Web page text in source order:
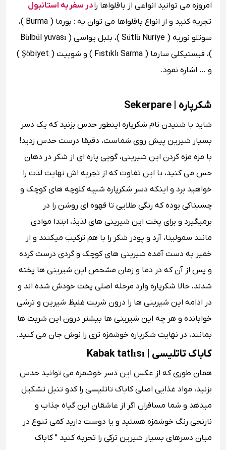
امروزه می توانید انواعی از باقلواها رادر سفر به استانبول
تجربه کنید و از انواع باقلواها می توان به : بورما ( Burma )،
سوتلو نوریه ( Sütlü Nuriye )، بلبل یواسی ( Bülbül yuvası
)، فیستیکلی سارما ( Fıstıklı Sarma ) و شوبیت ( Şöbiyet )
و … اشاره نمود.
شکرپاره | Sekerpare
شاید با شنیدن نام شکرپاره اینطور حدس بزنید که یک دسر
بسیار شیرین پیش روی شماست، دقیقا درست حدس زدید!
با مزه مزه کردن این شیرینی، گویی پاره ای از شکر در دهان
حس می کنید، با این تفاوت که از تجربه اش نهایت لذت را
خواهید برد و اینکه دسر شکرپاره شبیه کلوچه های کوچک و
چسبناکی بوده که رنگی طلایی تا قهوه ای روشن را در
برمیگیرد و برای پخت این شیرینی های لذیذ، ابتدا موادی
مانند سمولینا، آرد و پودر شکر را با هم ترکیب میکنند و از
خمیر به دست آمده شیرینی های کوچک و گردی درست کرده
و پس از آن که در دما و زمان مشخص این شیرینی ها پخته
شدند، حالا شکرپاره وارد مرحله اصلی پخت خودش شده اند و
در ادامه این شیرینی ها را درون شربت غلیظ شیرین و ترشی
خوابانده و هر چه این شیرینی ها بیشتر درون این شربت ها
بمانند، در نهایت شکرپاره خوشمزه تری را نوش جان می کنید.
کاباک تاتلیسی | Kabak tatlısı
همان طوری که از عکس این دسر خوشمزه می توانید حدس
بزنید، مواد غذایی اصلی کاباک تاتلیسی را کدو تنبل تشکیل
میدهد و شما مسافران اگر از عاشقان این گیاه جذاب و
نارنجی رنگ خوشمزه هستید و یا دوست دارید کمی تنوع در
میان دسرهای بسیار شیرین ترکی را تجربه کنید ” کاباک